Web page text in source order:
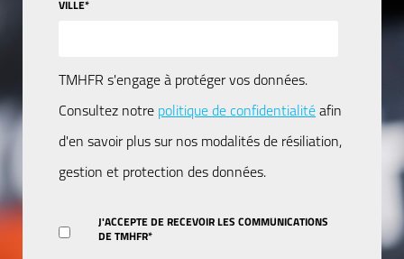
VILLE*
TMHFR s'engage à protéger vos données.
Consultez notre politique de confidentialité afin
d'en savoir plus sur nos modalités de résiliation,
gestion et protection des données.
J'ACCEPTE DE RECEVOIR LES COMMUNICATIONS
DE TMHFR*